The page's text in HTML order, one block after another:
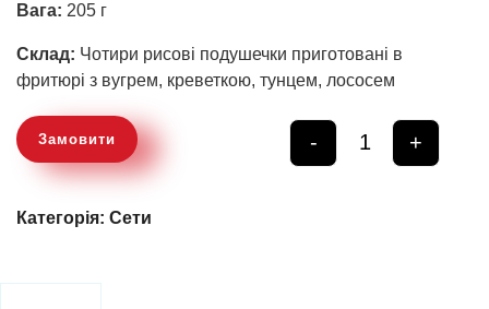
Вага: 205 г
Склад: Чотири рисові подушечки приготовані в
фритюрі з вугрем, креветкою, тунцем, лососем
Quantity
- +
Замовити
Категорія: Сети